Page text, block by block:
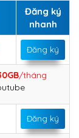
Đăng ký
nhanh
Đăng ký
/tháng
Đăng ký